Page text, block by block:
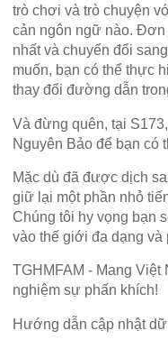
trò chơi và trò chuyện
cản ngôn ngữ nào. Đơn
nhất và chuyển đổi
muốn, bạn có thể thực
thay đổi đường dẫn
Và đừng quên, tại
Nguyên Bảo để bạn có
Mặc dù đã được dịch
giữ lại một phần nhỏ
Chúng tôi hy vọng bạn
vào thế giới đa dạng và
TGHMFAM - Mang Việt
nghiệm sự phấn khích!
Hướng dẫn cập nhật